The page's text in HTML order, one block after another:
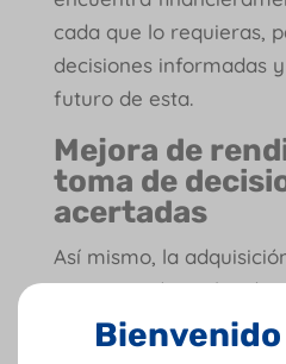
cada que lo requieras,
decisiones informadas
futuro de esta.
Mejora de
toma de
acertadas
Así mismo, la
te permitirá que las
respecto al
Bienvenido